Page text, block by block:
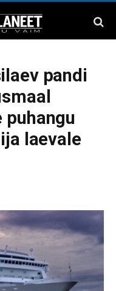
pandi
laevale